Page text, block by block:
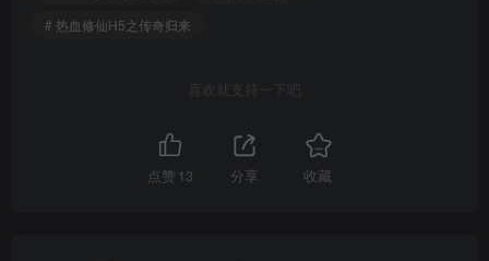
# 热血修仙H5之传奇归来
喜欢就支持一下吧
点赞 13 分享 收藏